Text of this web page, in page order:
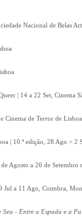
Nacional de Belas
| 14 a 22 Set, Cinema
de Terror de
| 10.ª edição, 28 Ago > 2
de Agosto a 26 de Setembro
a 11 Ago, Coimbra,
Sea - Entre a Espada e a